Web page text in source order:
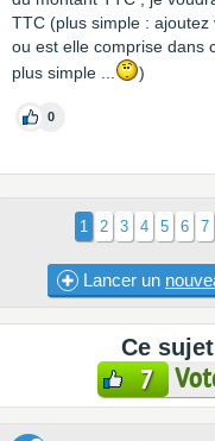
TTC (plus simple :
ou est elle comprise dans
plus simple ...
)
0
1 2 3 4 5 6 7
Lancer un
Ce
7